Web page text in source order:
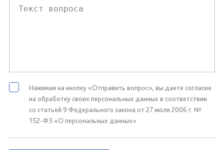
Нажимая на кнопку «Отправить вопрос», вы даете согласие
на обработку своих персональных данных в соответствии
со статьей 9 Федерального закона от 27 июля 2006 г. №
152-ФЗ «О персональных данных»